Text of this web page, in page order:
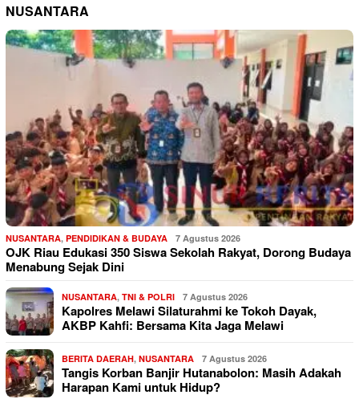
NUSANTARA
NUSANTARA, PENDIDIKAN & BUDAYA 7 Agustus 2026
OJK Riau Edukasi 350 Siswa Sekolah Rakyat, Dorong Budaya
Menabung Sejak Dini
NUSANTARA, TNI & POLRI 7 Agustus 2026
Kapolres Melawi Silaturahmi ke Tokoh Dayak,
AKBP Kahfi: Bersama Kita Jaga Melawi
BERITA DAERAH, NUSANTARA 7 Agustus 2026
Tangis Korban Banjir Hutanabolon: Masih Adakah
Harapan Kami untuk Hidup?